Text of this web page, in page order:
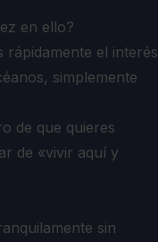
en ello?
el interés
simplemente
de que quieres
de «vivir aquí y
sin